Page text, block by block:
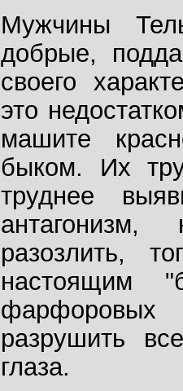
Мужчины
добрые,
своего
это
машите
быком. Их
труднее
разозлить,
настоящим
фарфоровых
разрушить
глаза.